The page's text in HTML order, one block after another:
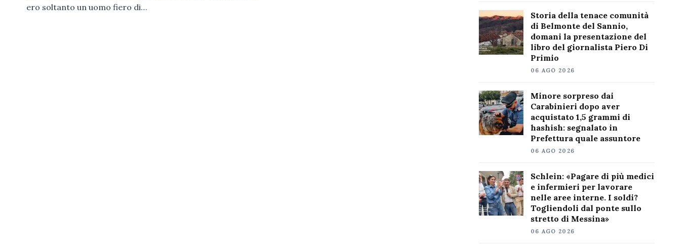
ero soltanto un uomo fiero di…
Storia della tenace comunità
di Belmonte del Sannio,
domani la presentazione del
libro del giornalista Piero Di
Primio
06 AGO 2026
Minore sorpreso dai
Carabinieri dopo aver
acquistato 1,5 grammi di
hashish: segnalato in
Prefettura quale assuntore
06 AGO 2026
Schlein: «Pagare di più medici
e infermieri per lavorare
nelle aree interne. I soldi?
Togliendoli dal ponte sullo
stretto di Messina»
06 AGO 2026